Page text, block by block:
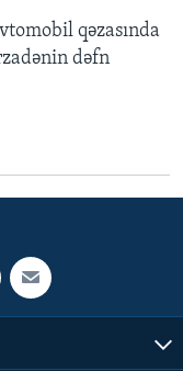
qəzasında
dəfn